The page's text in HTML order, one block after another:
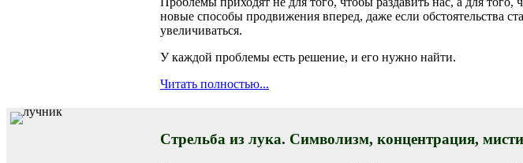
новые способы продвижения вперед, даже если обстоятельства
увеличиваться.
У каждой проблемы есть решение, и его нужно найти.
Читать полностью...
Стрельба из лука. Символизм, концентрация,